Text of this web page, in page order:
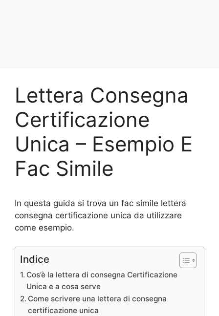
Lettera Consegna
Certificazione
Unica – Esempio E
Fac Simile
In questa guida si trova un fac simile lettera
consegna certificazione unica da utilizzare
come esempio.
Indice
Cos’è la lettera di consegna Certificazione
Unica e a cosa serve
Come scrivere una lettera di consegna
certificazione unica